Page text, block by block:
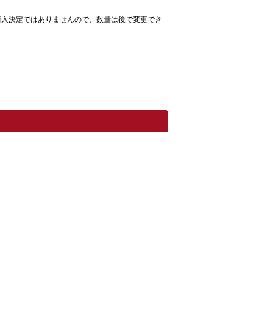
決定ではありませんので、数量は後で変更でき